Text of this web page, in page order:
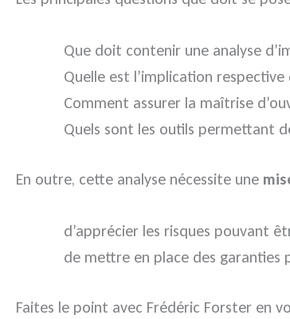
Que doit contenir une analyse
Quelle est l’implication
Comment assurer la maîtrise
Quels sont les outils permettant
En outre, cette analyse nécessite une
d’apprécier les risques pouvant
de mettre en place des
Faites le point avec Frédéric Forster en